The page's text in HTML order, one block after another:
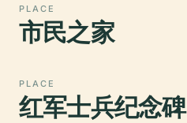
PLACE
市民之家
PLACE
红军士兵纪念碑